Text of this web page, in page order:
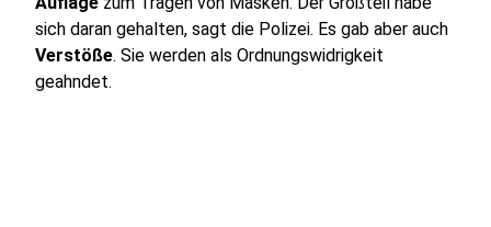
sich daran gehalten, sagt die Polizei. Es gab aber auch
Verstöße. Sie werden als Ordnungswidrigkeit
geahndet.